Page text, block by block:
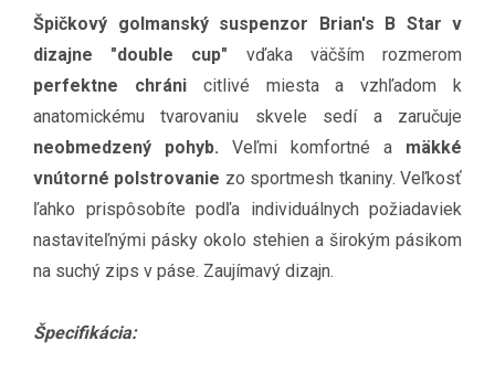
Špičkový golmanský suspenzor Brian's B Star v
dizajne "double cup" vďaka väčším rozmerom
perfektne chránicitlivé miesta a vzhľadom k
anatomickému tvarovaniu skvele sedí a zaručuje
neobmedzený pohyb. Veľmi komfortné a mäkké
vnútorné polstrovanie zo sportmesh tkaniny. Veľkosť
ľahko prispôsobíte podľa individuálnych požiadaviek
nastaviteľnými pásky okolo stehien a širokým pásikom
na suchý zips v páse. Zaujímavý dizajn.
Špecifikácia: